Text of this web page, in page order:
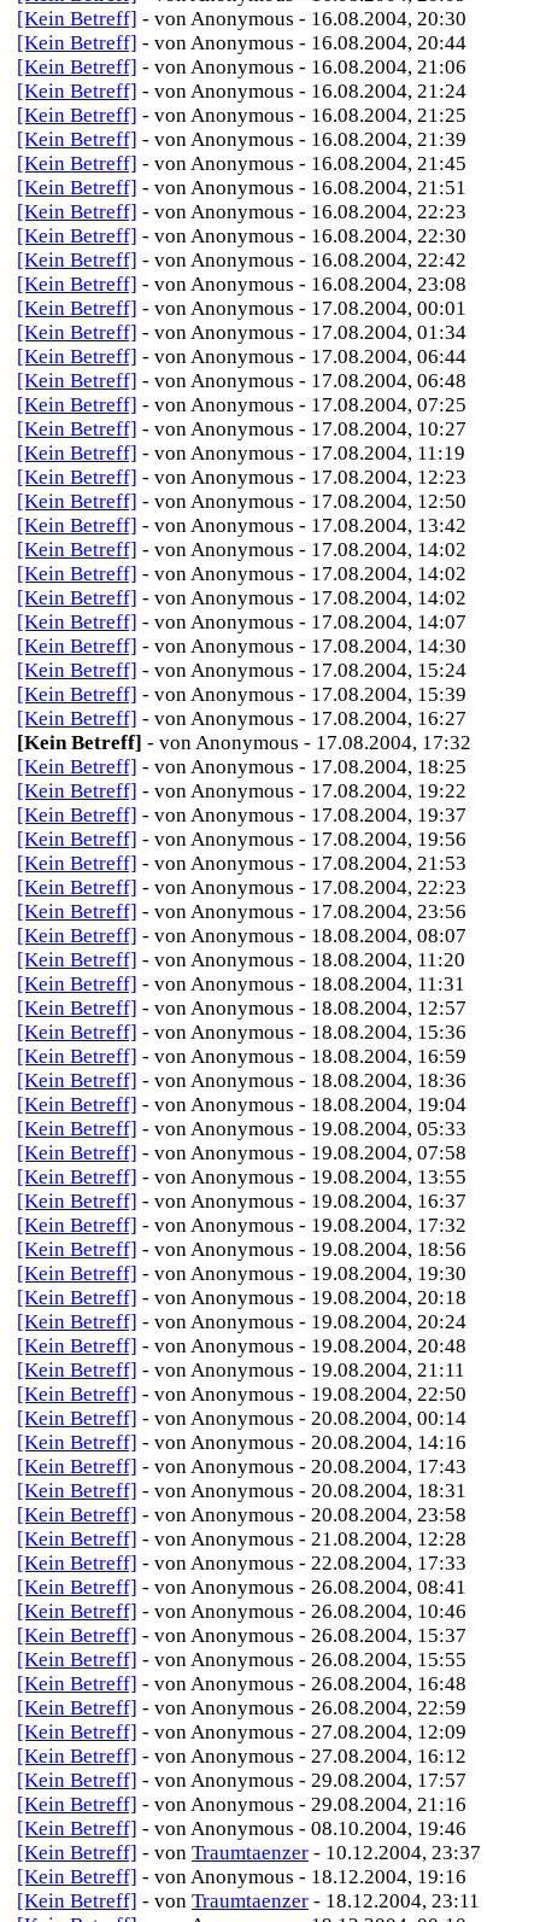
[Kein Betreff] - von Anonymous - 16.08.2004, 20:30
[Kein Betreff] - von Anonymous - 16.08.2004, 20:44
[Kein Betreff] - von Anonymous - 16.08.2004, 21:06
[Kein Betreff] - von Anonymous - 16.08.2004, 21:24
[Kein Betreff] - von Anonymous - 16.08.2004, 21:25
[Kein Betreff] - von Anonymous - 16.08.2004, 21:39
[Kein Betreff] - von Anonymous - 16.08.2004, 21:45
[Kein Betreff] - von Anonymous - 16.08.2004, 21:51
[Kein Betreff] - von Anonymous - 16.08.2004, 22:23
[Kein Betreff] - von Anonymous - 16.08.2004, 22:30
[Kein Betreff] - von Anonymous - 16.08.2004, 22:42
[Kein Betreff] - von Anonymous - 16.08.2004, 23:08
[Kein Betreff] - von Anonymous - 17.08.2004, 00:01
[Kein Betreff] - von Anonymous - 17.08.2004, 01:34
[Kein Betreff] - von Anonymous - 17.08.2004, 06:44
[Kein Betreff] - von Anonymous - 17.08.2004, 06:48
[Kein Betreff] - von Anonymous - 17.08.2004, 07:25
[Kein Betreff] - von Anonymous - 17.08.2004, 10:27
[Kein Betreff] - von Anonymous - 17.08.2004, 11:19
[Kein Betreff] - von Anonymous - 17.08.2004, 12:23
[Kein Betreff] - von Anonymous - 17.08.2004, 12:50
[Kein Betreff] - von Anonymous - 17.08.2004, 13:42
[Kein Betreff] - von Anonymous - 17.08.2004, 14:02
[Kein Betreff] - von Anonymous - 17.08.2004, 14:02
[Kein Betreff] - von Anonymous - 17.08.2004, 14:02
[Kein Betreff] - von Anonymous - 17.08.2004, 14:07
[Kein Betreff] - von Anonymous - 17.08.2004, 14:30
[Kein Betreff] - von Anonymous - 17.08.2004, 15:24
[Kein Betreff] - von Anonymous - 17.08.2004, 15:39
[Kein Betreff] - von Anonymous - 17.08.2004, 16:27
[Kein Betreff] - von Anonymous - 17.08.2004, 17:32
[Kein Betreff] - von Anonymous - 17.08.2004, 18:25
[Kein Betreff] - von Anonymous - 17.08.2004, 19:22
[Kein Betreff] - von Anonymous - 17.08.2004, 19:37
[Kein Betreff] - von Anonymous - 17.08.2004, 19:56
[Kein Betreff] - von Anonymous - 17.08.2004, 21:53
[Kein Betreff] - von Anonymous - 17.08.2004, 22:23
[Kein Betreff] - von Anonymous - 17.08.2004, 23:56
[Kein Betreff] - von Anonymous - 18.08.2004, 08:07
[Kein Betreff] - von Anonymous - 18.08.2004, 11:20
[Kein Betreff] - von Anonymous - 18.08.2004, 11:31
[Kein Betreff] - von Anonymous - 18.08.2004, 12:57
[Kein Betreff] - von Anonymous - 18.08.2004, 15:36
[Kein Betreff] - von Anonymous - 18.08.2004, 16:59
[Kein Betreff] - von Anonymous - 18.08.2004, 18:36
[Kein Betreff] - von Anonymous - 18.08.2004, 19:04
[Kein Betreff] - von Anonymous - 19.08.2004, 05:33
[Kein Betreff] - von Anonymous - 19.08.2004, 07:58
[Kein Betreff] - von Anonymous - 19.08.2004, 13:55
[Kein Betreff] - von Anonymous - 19.08.2004, 16:37
[Kein Betreff] - von Anonymous - 19.08.2004, 17:32
[Kein Betreff] - von Anonymous - 19.08.2004, 18:56
[Kein Betreff] - von Anonymous - 19.08.2004, 19:30
[Kein Betreff] - von Anonymous - 19.08.2004, 20:18
[Kein Betreff] - von Anonymous - 19.08.2004, 20:24
[Kein Betreff] - von Anonymous - 19.08.2004, 20:48
[Kein Betreff] - von Anonymous - 19.08.2004, 21:11
[Kein Betreff] - von Anonymous - 19.08.2004, 22:50
[Kein Betreff] - von Anonymous - 20.08.2004, 00:14
[Kein Betreff] - von Anonymous - 20.08.2004, 14:16
[Kein Betreff] - von Anonymous - 20.08.2004, 17:43
[Kein Betreff] - von Anonymous - 20.08.2004, 18:31
[Kein Betreff] - von Anonymous - 20.08.2004, 23:58
[Kein Betreff] - von Anonymous - 21.08.2004, 12:28
[Kein Betreff] - von Anonymous - 22.08.2004, 17:33
[Kein Betreff] - von Anonymous - 26.08.2004, 08:41
[Kein Betreff] - von Anonymous - 26.08.2004, 10:46
[Kein Betreff] - von Anonymous - 26.08.2004, 15:37
[Kein Betreff] - von Anonymous - 26.08.2004, 15:55
[Kein Betreff] - von Anonymous - 26.08.2004, 16:48
[Kein Betreff] - von Anonymous - 26.08.2004, 22:59
[Kein Betreff] - von Anonymous - 27.08.2004, 12:09
[Kein Betreff] - von Anonymous - 27.08.2004, 16:12
[Kein Betreff] - von Anonymous - 29.08.2004, 17:57
[Kein Betreff] - von Anonymous - 29.08.2004, 21:16
[Kein Betreff] - von Anonymous - 08.10.2004, 19:46
[Kein Betreff] - von Traumtaenzer - 10.12.2004, 23:37
[Kein Betreff] - von Anonymous - 18.12.2004, 19:16
[Kein Betreff] - von Traumtaenzer - 18.12.2004, 23:11